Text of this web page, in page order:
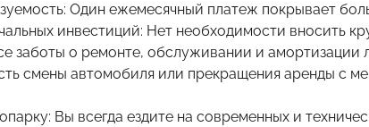
Один ежемесячный платеж покрывает
инвестиций: Нет необходимости вносить
заботы о ремонте, обслуживании и амортизации
смены автомобиля или прекращения аренды с
Вы всегда ездите на современных и